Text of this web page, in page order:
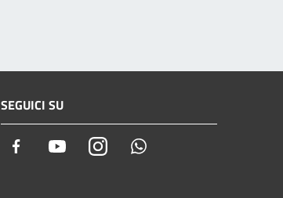
SEGUICI SU
Facebook YoutubeInstagram